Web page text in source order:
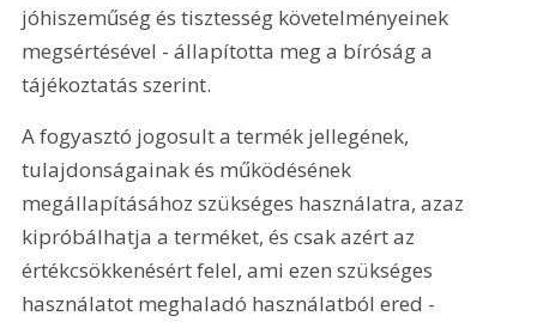
jóhiszeműség és tisztesség követelményeinek
megsértésével - állapította meg a bíróság a
tájékoztatás szerint.
A fogyasztó jogosult a termék jellegének,
tulajdonságainak és működésének
megállapításához szükséges használatra, azaz
kipróbálhatja a terméket, és csak azért az
értékcsökkenésért felel, ami ezen szükséges
használatot meghaladó használatból ered -